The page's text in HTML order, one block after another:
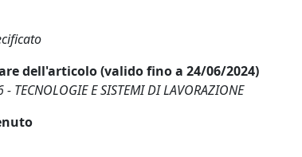
dell'articolo (valido fino a 24/06/2024)
TECNOLOGIE E SISTEMI DI LAVORAZIONE